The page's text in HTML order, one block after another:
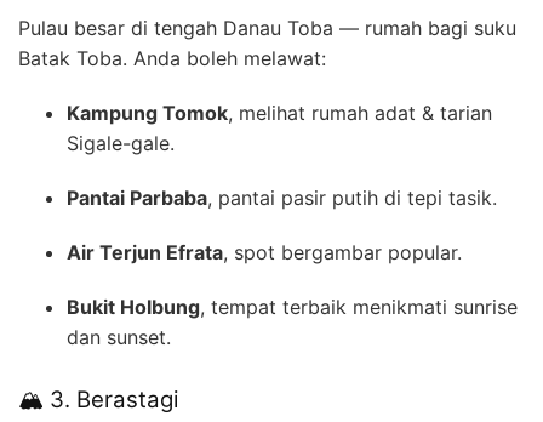
Pulau besar di tengah Danau Toba — rumah bagi suku
Batak Toba. Anda boleh melawat:
Kampung Tomok, melihat rumah adat & tarian
Sigale-gale.
Pantai Parbaba, pantai pasir putih di tepi tasik.
Air Terjun Efrata, spot bergambar popular.
Bukit Holbung, tempat terbaik menikmati sunrise
dan sunset.
🏔️ 3. Berastagi